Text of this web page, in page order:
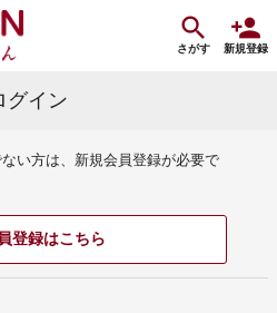
さがす 新規登録
グイン
い方は、新規会員登録が必要で
登録はこちら